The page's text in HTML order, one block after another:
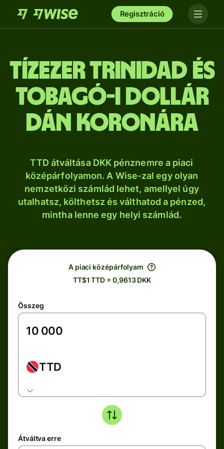
Regisztráció
tíz­ezer Trinidad és
Tobagó-i dollár
dán koronára
TTD átváltása DKK pénznemre a piaci
középárfolyamon. A Wise-zal egy olyan
nemzetközi számlád lehet, amellyel úgy
utalhatsz, költhetsz és válthatod a pénzed,
mintha lenne egy helyi számlád.
A piaci középárfolyam
TT$1 TTD = 0,9613 DKK
Összeg
TTD
Átváltva erre